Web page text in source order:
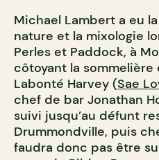
Michael Lambert a eu
nature et la mixologie
Perles et Paddock, à
côtoyant la sommelière
Labonté Harvey (Sae
chef de bar Jonathan
suivi jusqu’au défunt
Drummondville, puis
faudra donc pas être